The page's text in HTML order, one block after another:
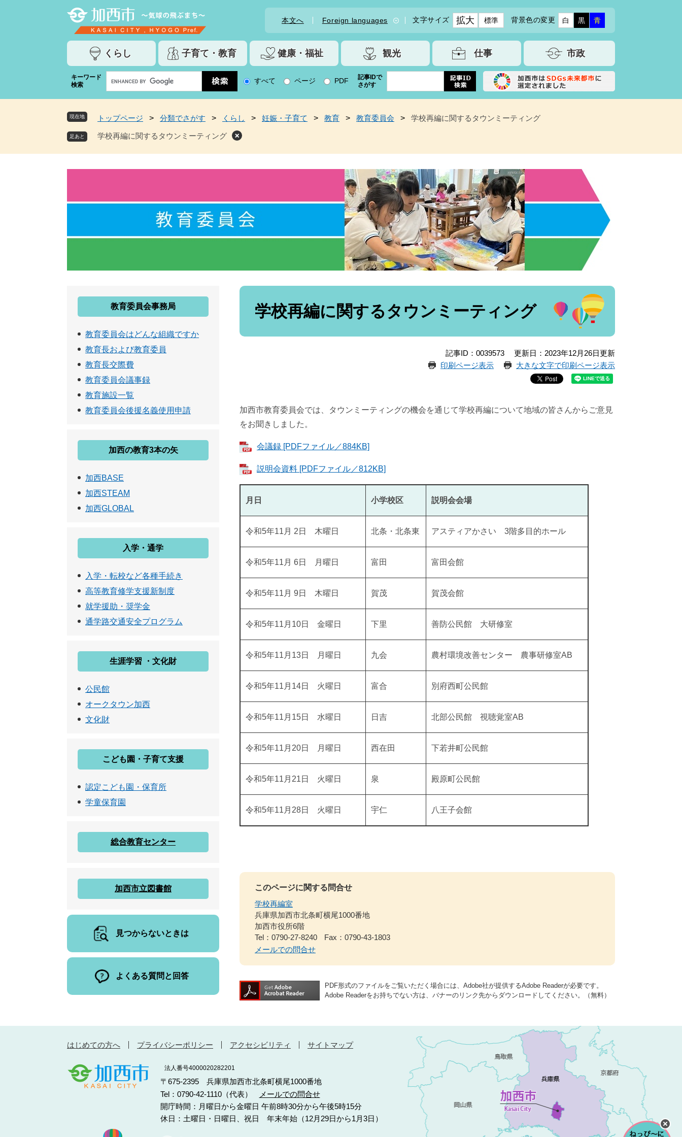
本文へ Foreign languages 文字サイズ 拡大 標準 背景色の変更 白 黒 青
くらし 子育て・教育 健康・福祉 観光 仕事 市政
キーワード
検索
o
l
カ
すべて ページ PDF
記事IDで
さがす
現在地 トップページ > 分類でさがす > くらし > 妊娠・子育て > 教育 > 教育委員会 > 学校再編に関するタウンミーティング
学校再編に関するタウンミーティング
本
学校再編に関するタウンミーティング
記事ID：0039573
更新日：2023年12月26日更新
印刷ページ表示
大きな文字で印刷ページ表示
加西市教育委員会では、タウンミーティングの機会を通じて学校再編について地域の皆さんからご意見
をお聞きしました。
会議録 [PDFファイル／884KB]
説明会資料 [PDFファイル／812KB]
月日 小学校区 説明会会場
令和5年11月 2日 木曜日 北条・北条東 アスティアかさい 3階多目的ホール
令和5年11月 6日 月曜日 富田 富田会館
令和5年11月 9日 木曜日 賀茂 賀茂会館
令和5年11月10日 金曜日 下里 善防公民館 大研修室
令和5年11月13日 月曜日 九会 農村環境改善センター 農事研修室AB
令和5年11月14日 火曜日 富合 別府西町公民館
令和5年11月15日 水曜日 日吉 北部公民館 視聴覚室AB
令和5年11月20日 月曜日 西在田 下若井町公民館
令和5年11月21日 火曜日 泉 殿原町公民館
令和5年11月28日 火曜日 宇仁 八王子会館
このページに関する問合せ
学校再編室
兵庫県加西市北条町横尾1000番地
加西市役所6階
Tel：0790-27-8240
Fax：0790-43-1803
メールでの問合せ
PDF形式のファイルをご覧いただく場合には、Adobe社が提供するAdobe Readerが必要です。
Adobe Readerをお持ちでない方は、バナーのリンク先からダウンロードしてください。（無料）
教育委員会事務局
教育委員会はどんな組織ですか
教育長および教育委員
教育長交際費
教育委員会議事録
教育施設一覧
教育委員会後援名義使用申請
加西の教育3本の矢
加西BASE
加西STEAM
加西GLOBAL
入学・通学
入学・転校など各種手続き
高等教育修学支援新制度
就学援助・奨学金
通学路交通安全プログラム
生涯学習 ・文化財
公民館
オークタウン加西
文化財
こども園・子育て支援
認定こども園・保育所
学童保育園
総合教育センター
加西市立図書館
見つからないときは
よくある質問と回答
はじめての方へ プライバシーポリシー アクセシビリティ サイトマップ
法人番号4000020282201
〒675-2395 兵庫県加西市北条町横尾1000番地
Tel：0790-42-1110（代表）
メールでの問合せ
開庁時間：月曜日から金曜日 午前8時30分から午後5時15分
休日：土曜日・日曜日、祝日 年末年始（12月29日から1月3日）